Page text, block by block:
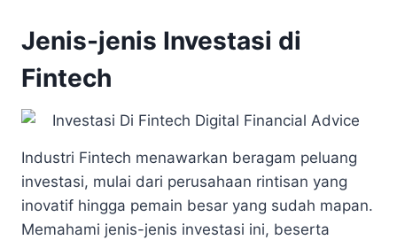
Jenis-jenis Investasi di
Fintech
Industri Fintech menawarkan beragam peluang
investasi, mulai dari perusahaan rintisan yang
inovatif hingga pemain besar yang sudah mapan.
Memahami jenis-jenis investasi ini, beserta